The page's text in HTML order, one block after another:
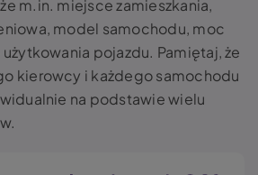
m.in. miejsce zamieszkania,
model samochodu, moc
pojazdu. Pamiętaj, że
kierowcy i każdego samochodu
na podstawie wielu